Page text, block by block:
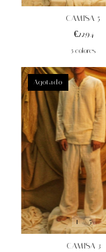
CAMISA 5
€22,94
5 colores
1/5
Agotado
CAMISA 3